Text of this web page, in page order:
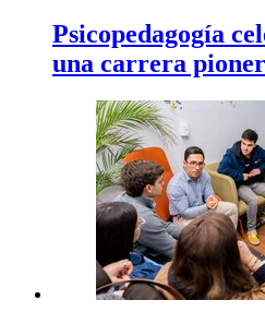
Psicopedagogía
una carrera